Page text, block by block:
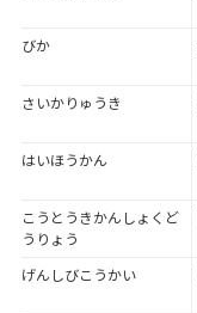
びか
さいかりゅうき
はいほうかん
こうとうきかんしょくど
うりょう
げんしびこうかい